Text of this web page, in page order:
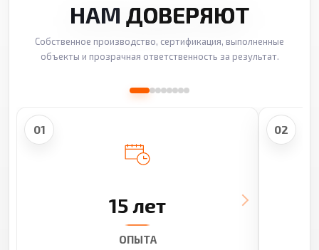
НАМ ДОВЕРЯЮТ
Собственное производство, сертификация, выполненные
объекты и прозрачная ответственность за результат.
01
15 лет
ОПЫТА
02